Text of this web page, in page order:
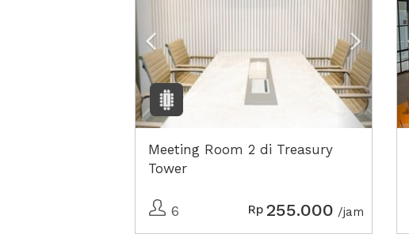
Meeting Room 2 di Treasury
Tower
6 Rp 255.000 /jam